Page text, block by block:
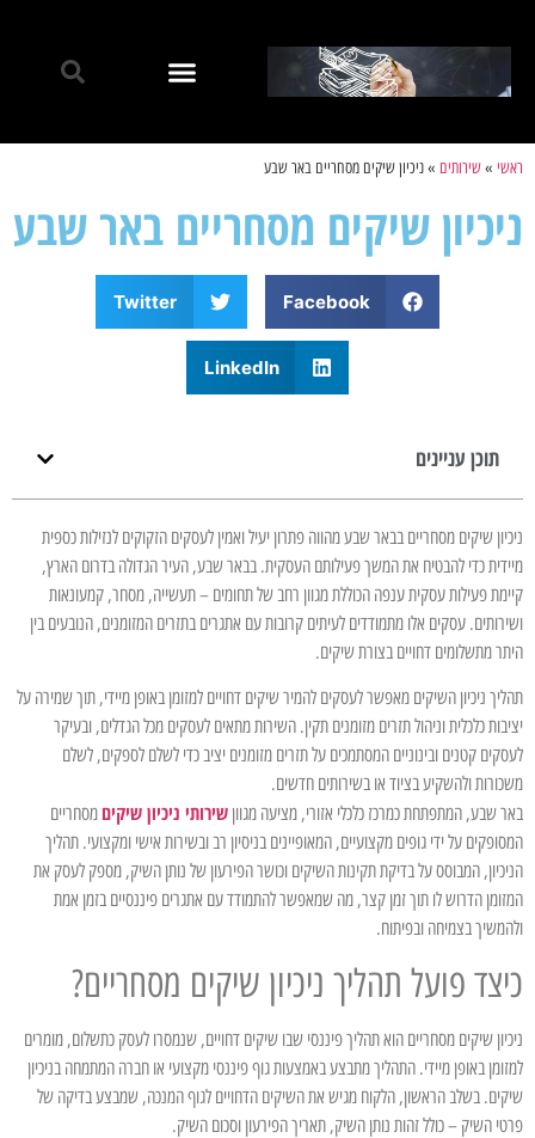
ראשי »שירותים »ניכיון שיקים מסחריים באר שבע
ניכיון שיקים מסחריים באר שבע
Facebook
Twitter
LinkedIn
תוכן עניינים
ניכיון שיקים מסחריים בבאר שבע מהווה פתרון יעיל ואמין לעסקים הזקוקים לנזילות כספית
מיידית כדי להבטיח את המשך פעילותם העסקית. בבאר שבע, העיר הגדולה בדרום הארץ,
קיימת פעילות עסקית ענפה הכוללת מגוון רחב של תחומים – תעשייה, מסחר, קמעונאות
ושירותים. עסקים אלו מתמודדים לעיתים קרובות עם אתגרים בתזרים המזומנים, הנובעים בין
היתר מתשלומים דחויים בצורת שיקים.
תהליך ניכיון השיקים מאפשר לעסקים להמיר שיקים דחויים למזומן באופן מיידי, תוך שמירה על
יציבות כלכלית וניהול תזרים מזומנים תקין. השירות מתאים לעסקים מכל הגדלים, ובעיקר
לעסקים קטנים ובינוניים המסתמכים על תזרים מזומנים יציב כדי לשלם לספקים, לשלם
משכורות ולהשקיע בציוד או בשירותים חדשים.
באר שבע, המתפתחת כמרכז כלכלי אזורי, מציעה מגווןשירותי ניכיון שיקים מסחריים
המסופקים על ידי גופים מקצועיים, המאופיינים בניסיון רב ובשירות אישי ומקצועי. תהליך
הניכיון, המבוסס על בדיקת תקינות השיקים וכושר הפירעון של נותן השיק, מספק לעסק את
המזומן הדרוש לו תוך זמן קצר, מה שמאפשר להתמודד עם אתגרים פיננסיים בזמן אמת
ולהמשיך בצמיחה ובפיתוח.
כיצד פועל תהליך ניכיון שיקים מסחריים?
ניכיון שיקים מסחריים הוא תהליך פיננסי שבו שיקים דחויים, שנמסרו לעסק כתשלום, מומרים
למזומן באופן מיידי. התהליך מתבצע באמצעות גוף פיננסי מקצועי או חברה המתמחה בניכיון
שיקים. בשלב הראשון, הלקוח מגיש את השיקים הדחויים לגוף המנכה, שמבצע בדיקה של
פרטי השיק – כולל זהות נותן השיק, תאריך הפירעון וסכום השיק.